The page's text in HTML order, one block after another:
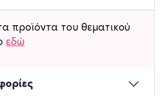
προϊόντα του θεματικού
εδώ